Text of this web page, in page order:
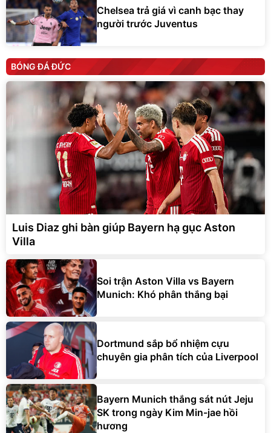
Chelsea trả giá vì canh bạc thay
người trước Juventus
BÓNG ĐÁ ĐỨC
Luis Diaz ghi bàn giúp Bayern hạ gục Aston
Villa
Soi trận Aston Villa vs Bayern
Munich: Khó phân thắng bại
Dortmund sắp bổ nhiệm cựu
chuyên gia phân tích của Liverpool
Bayern Munich thắng sát nút Jeju
SK trong ngày Kim Min-jae hồi
hương